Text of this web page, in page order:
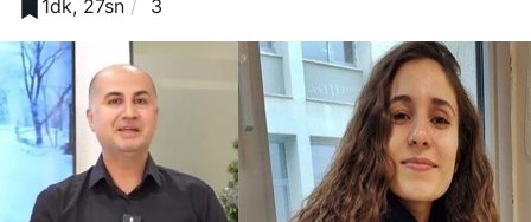
1dk, 27sn
3